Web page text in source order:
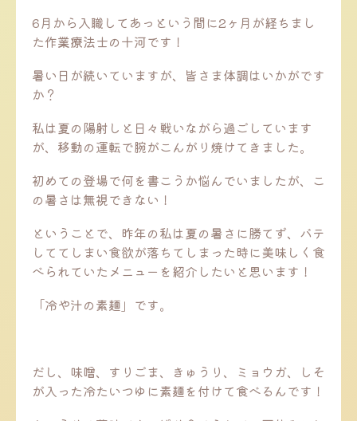
6月から入職してあっという間に2ヶ月が経ちまし
た作業療法士の十河です！
暑い日が続いていますが、皆さま体調はいかがです
か？
私は夏の陽射しと日々戦いながら過ごしています
が、移動の運転で腕がこんがり焼けてきました。
初めての登場で何を書こうか悩んでいましたが、こ
の暑さは無視できない！
ということで、昨年の私は夏の暑さに勝てず、バテ
しててしまい食欲が落ちてしまった時に美味しく食
べられていたメニューを紹介したいと思います！
「冷や汁の素麺」です。
だし、味噌、すりごま、きゅうり、ミョウガ、しそ
が入った冷たいつゆに素麺を付けて食べるんです！